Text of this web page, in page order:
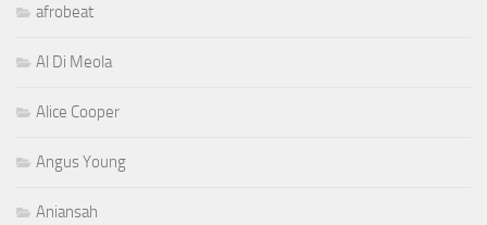
afrobeat
Al Di Meola
Alice Cooper
Angus Young
Aniansah